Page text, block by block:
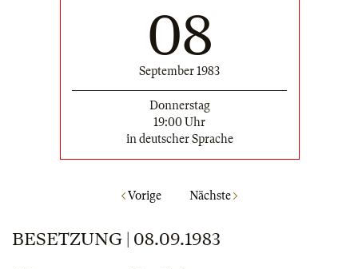
08
September 1983
Donnerstag
19:00 Uhr
in deutscher Sprache
Vorige Nächste
BESETZUNG | 08.09.1983